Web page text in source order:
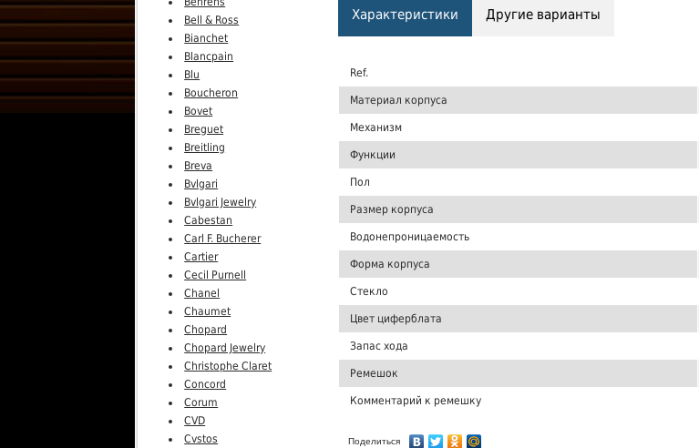
Bell & Ross
Bianchet
Blancpain
Blu
Boucheron
Bovet
Breguet
Breitling
Breva
Bvlgari
Bvlgari Jewelry
Cabestan
Carl F. Bucherer
Cartier
Cecil Purnell
Chanel
Chaumet
Chopard
Chopard Jewelry
Christophe Claret
Concord
Corum
CVD
Cvstos
Характеристики Другие варианты
Ref.
Материал корпуса
Механизм
Функции
Пол
Размер корпуса
Водонепроницаемость
Форма корпуса
Стекло
Цвет циферблата
Запас хода
Ремешок
Комментарий к ремешку
Поделиться